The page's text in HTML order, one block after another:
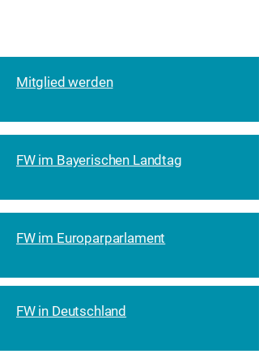
Mitglied werden
FW im Bayerischen Landtag
FW im Europarparlament
FW in Deutschland